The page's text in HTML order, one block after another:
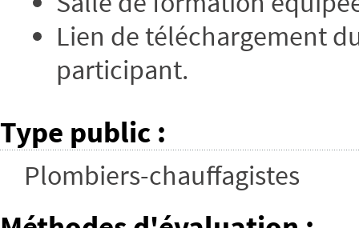
Lien de téléchargement
participant.
Type public :
Plombiers-chauffagistes